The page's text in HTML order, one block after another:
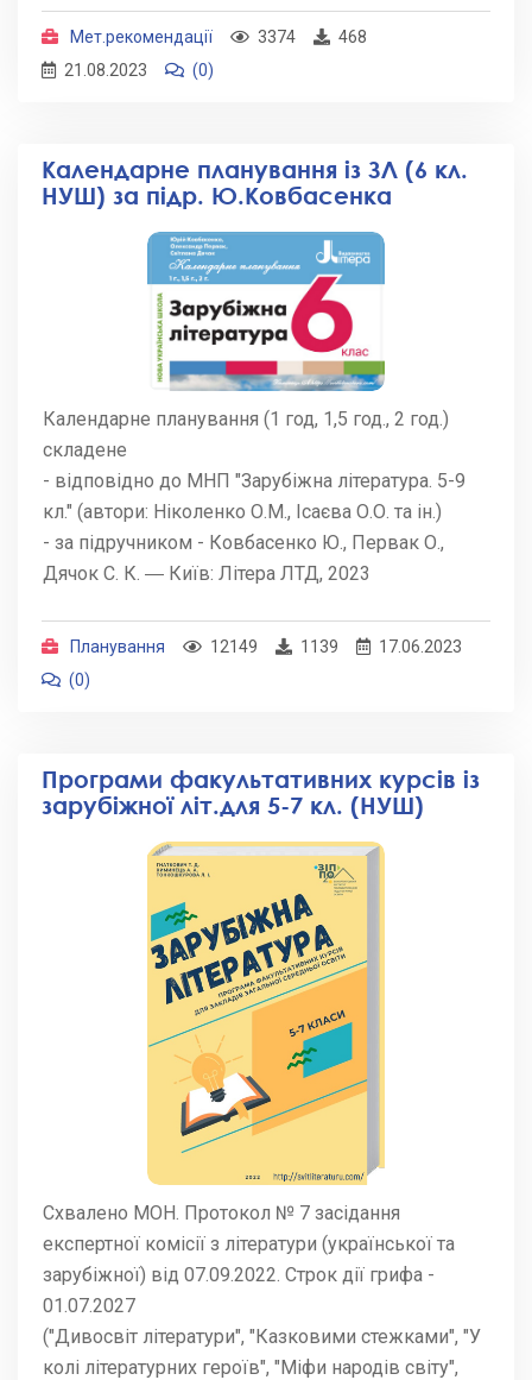
Мет.рекомендації 3374
468
21.08.2023
(0)
Календарне планування із ЗЛ (6 кл.
НУШ) за підр. Ю.Ковбасенка
Календарне планування (1 год, 1,5 год., 2 год.)
складене
- відповідно до МНП "Зарубіжна література. 5-9
кл." (автори: Ніколенко О.М., Ісаєва О.О. та ін.)
- за підручником - Ковбасенко Ю., Первак О.,
Дячок С. К. ― Київ: Літера ЛТД, 2023
Планування 12149 1139
17.06.2023
(0)
Програми факультативних курсів із
зарубіжної літ.для 5-7 кл. (НУШ)
Схвалено МОН. Протокол № 7 засідання
експертної комісії з літератури (української та
зарубіжної) від 07.09.2022. Строк дії грифа -
01.07.2027
("Дивосвіт літератури", "Казковими стежками", "У
колі літературних героїв", "Міфи народів світу",